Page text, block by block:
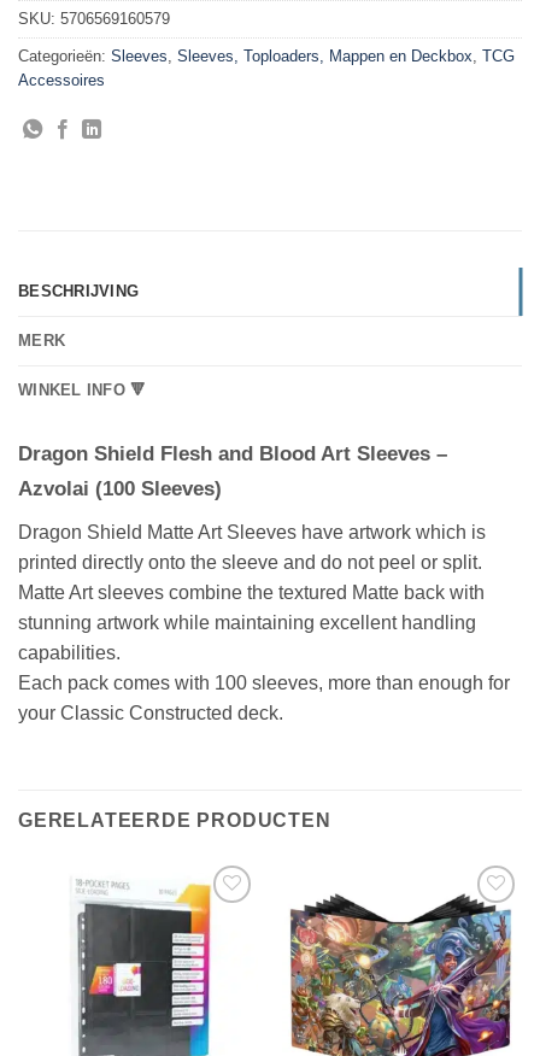
SKU: 5706569160579
Categorieën: Sleeves Sleeves, Toploaders, Mappen en Deckbox TCG
Accessoires
BESCHRIJVING
MERK
WINKEL INFO 🔻
Dragon Shield Flesh and Blood Art Sleeves –
Azvolai (100 Sleeves)
Dragon Shield Matte Art Sleeves have artwork which is
printed directly onto the sleeve and do not peel or split.
Matte Art sleeves combine the textured Matte back with
stunning artwork while maintaining excellent handling
capabilities.
Each pack comes with 100 sleeves, more than enough for
your Classic Constructed deck.
GERELATEERDE PRODUCTEN